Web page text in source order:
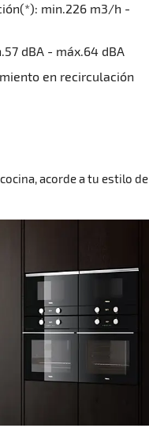
min.226 m3/h -
dBA - máx.64 dBA
en recirculación
acorde a tu estilo de